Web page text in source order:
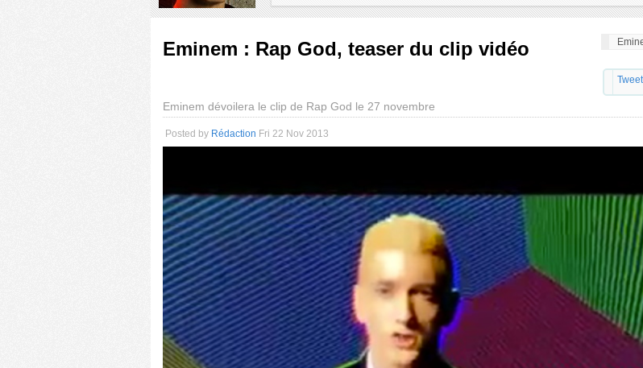
Eminem : Rap God, teaser du clip vidéo
Tweet
Eminem dévoilera le clip de Rap God le 27 novembre
Posted by Rédaction Fri 22 Nov 2013